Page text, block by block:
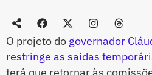
O projeto do governador
restringe as saídas